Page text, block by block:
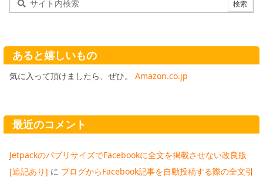
あると嬉しいもの
気に入って頂けましたら、ぜひ。 Amazon.co.jp
最近のコメント
JetpackのパブリサイズでFacebookに全文を掲載させない改良版
[追記あり] に ブログからFacebook記事を自動投稿する際の全文引